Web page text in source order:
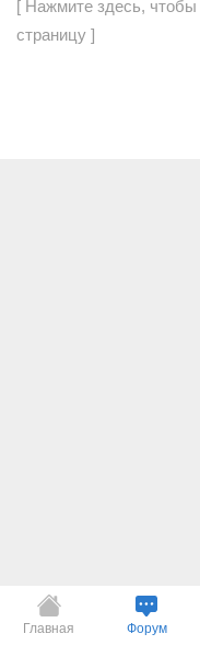
[ Нажмите здесь,
страницу ]
Главная Форум